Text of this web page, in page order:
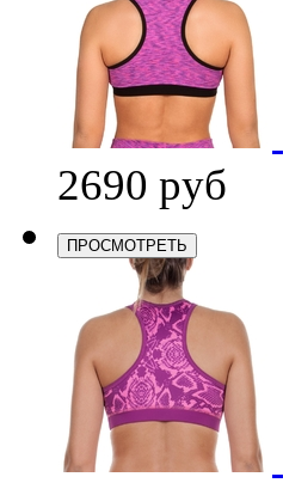
2690 руб
ПРОСМОТРЕТЬ